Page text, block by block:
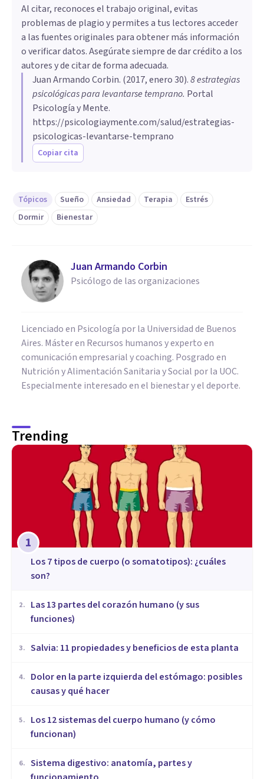
Al citar, reconoces el trabajo original, evitas
problemas de plagio y permites a tus lectores acceder
a las fuentes originales para obtener más información
o verificar datos. Asegúrate siempre de dar crédito a los
autores y de citar de forma adecuada.
Juan Armando Corbin. (2017, enero 30).8 estrategias
psicológicas para levantarse temprano. Portal
Psicología y Mente.
https://psicologiaymente.com/salud/estrategias-
psicologicas-levantarse-temprano
Copiar cita
Tópicos Sueño Ansiedad Terapia
Estrés
Dormir
Bienestar
Juan Armando Corbin
Psicólogo de las organizaciones
Licenciado en Psicología por la Universidad de Buenos
Aires. Máster en Recursos humanos y experto en
comunicación empresarial y coaching. Posgrado en
Nutrición y Alimentación Sanitaria y Social por la UOC.
Especialmente interesado en el bienestar y el deporte.
Trending
1
​Los 7 tipos de cuerpo (o somatotipos): ¿cuáles
son?
2.
Las 13 partes del corazón humano (y sus
funciones)
3. Salvia: 11 propiedades y beneficios de esta planta
4.
Dolor en la parte izquierda del estómago: posibles
causas y qué hacer
5.
Los 12 sistemas del cuerpo humano (y cómo
funcionan)
6. Sistema digestivo: anatomía, partes y